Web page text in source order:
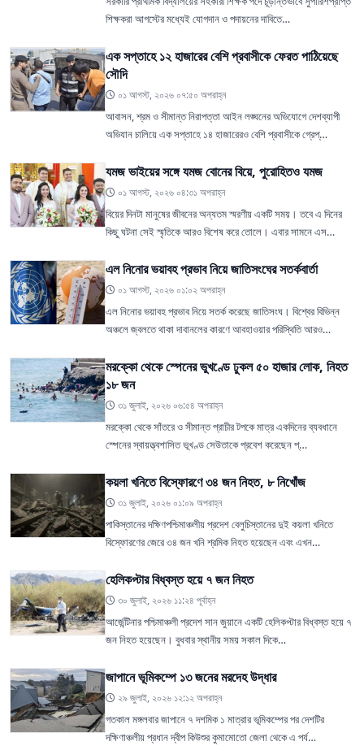
শিক্ষকরা আগস্টের মধ্যেই যোগদান ও পদায়নের দাবিতে…
এক সপ্তাহে ১২ হাজারের বেশি প্রবাসীকে ফেরত পাঠিয়েছে
সৌদি
০১ আগস্ট, ২০২৬ ০৭:৫০ অপরাহ্ন
আবাসন, শ্রম ও সীমান্ত নিরাপত্তা আইন লঙ্ঘনের অভিযোগে দেশব্যাপী
অভিযান চালিয়ে এক সপ্তাহে ১৪ হাজারেরও বেশি প্রবাসীকে গ্রেপ্…
যমজ ভাইয়ের সঙ্গে যমজ বোনের বিয়ে, পুরোহিতও যমজ
০১ আগস্ট, ২০২৬ ০৪:৩১ অপরাহ্ন
বিয়ের দিনটা মানুষের জীবনের অন্যতম স্মরণীয় একটি সময়। তবে এ দিনের
কিছু ঘটনা সেই স্মৃতিকে আরও বিশেষ করে তোলে। এবার সামনে এস…
এল নিনোর ভয়াবহ প্রভাব নিয়ে জাতিসংঘের সতর্কবার্তা
০১ আগস্ট, ২০২৬ ০১:০২ অপরাহ্ন
এল নিনোর ভয়াবহ প্রভাব নিয়ে সতর্ক করেছে জাতিসংঘ। বিশ্বের বিভিন্ন
অঞ্চলে জ্বলতে থাকা দাবানলের কারণে আবহাওয়ার পরিস্থিতি আরও…
মরক্কো থেকে স্পেনের ভুখণ্ডে ঢুকল ৫০ হাজার লোক, নিহত
১৮ জন
৩১ জুলাই, ২০২৬ ০৬:৫৪ অপরাহ্ন
মরক্কো থেকে সাঁতরে ও সীমান্ত প্রাচীর টপকে মাত্র একদিনের ব্যবধানে
স্পেনের স্বায়ত্ত্বশাসিত ভূখণ্ড সেউতাকে প্রবেশ করেছেন প্…
কয়লা খনিতে বিস্ফোরণে ৩৪ জন নিহত, ৮ নিখোঁজ
৩১ জুলাই, ২০২৬ ০১:০৯ অপরাহ্ন
পাকিস্তানের দক্ষিণপশ্চিমাঞ্চলীয় প্রদেশ বেলুচিস্তানের দুই কয়লা খনিতে
বিস্ফোরণের জেরে ৩৪ জন খনি শ্রমিক নিহত হয়েছেন এবং এখন…
হেলিকপ্টার বিধ্বস্ত হয়ে ৭ জন নিহত
৩০ জুলাই, ২০২৬ ১১:২৪ পূর্বাহ্ন
আর্জেন্টিনার পশ্চিমাঞ্চলী প্রদেশ সান জুয়ানে একটি হেলিকপ্টার বিধ্বস্ত হয়ে ৭
জন নিহত হয়েছেন। বুধবার স্থানীয় সময় সকাল দিকে…
জাপানে ভূমিকম্পে ১৩ জনের মরদেহ উদ্ধার
২৯ জুলাই, ২০২৬ ১২:১২ অপরাহ্ন
গতকাল মঙ্গলবার জাপানে ৭ দশমিক ১ মাত্রার ভূমিকম্পের পর দেশটির
দক্ষিণাঞ্চলীয় প্রধান দ্বীপ কিউশুর কুমামোতো জেলা থেকে এ পর্য…